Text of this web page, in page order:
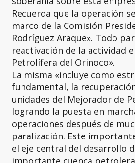
Recuerda que la operación
marco de la Comisión
Rodríguez Araque». Todo
reactivación de la actividad
Petrolífera del Orinoco».
La misma «incluye como
fundamental, la
unidades del Mejorador de
logrando la puesta en
operaciones después de
paralización. Este
el eje central del desarrollo
importante cuenca